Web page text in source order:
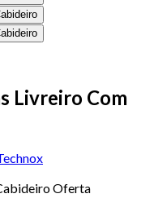
Livreiro Com
Oferta